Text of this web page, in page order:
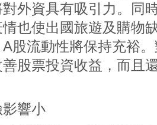
外資具有吸引力。同
也使出國旅遊及購物
股流動性將保持充裕
股票投資收益，而且
響小